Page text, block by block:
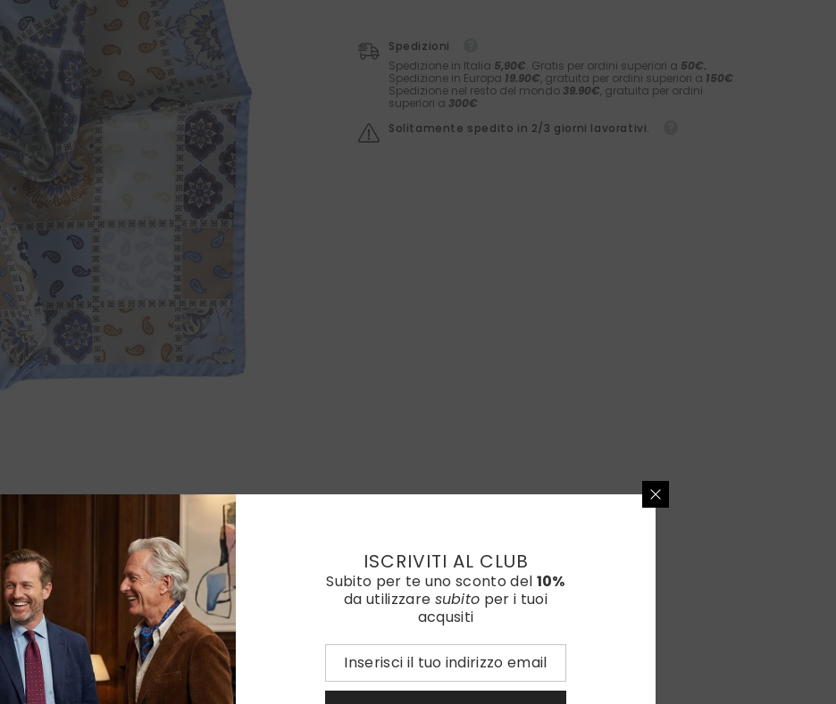
Spedizioni
Spedizione in Italia 5,90€. Gratis per ordini superiori a 50€.
Spedizione in Europa 19.90€, gratuita per ordini superiori a 150€.
Spedizione nel resto del mondo 39.90€, gratuita per ordini
superiori a 300€
Solitamente spedito in 2/3 giorni lavorativi.
ISCRIVITI AL CLUB
Subito per te uno sconto del 10%
da utilizzare subito per i tuoi
acqusiti